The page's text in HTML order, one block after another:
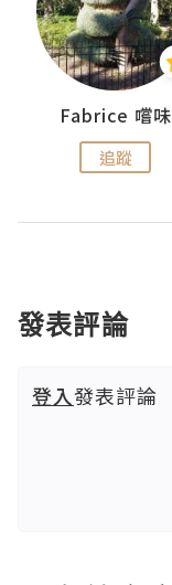
Fabrice 嚐味
追蹤
發表評論
登入發表評論